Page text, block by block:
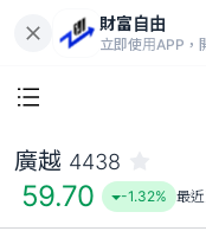
財富自由
立即使用APP，
廣越 4438
59.70 -1.32% 最